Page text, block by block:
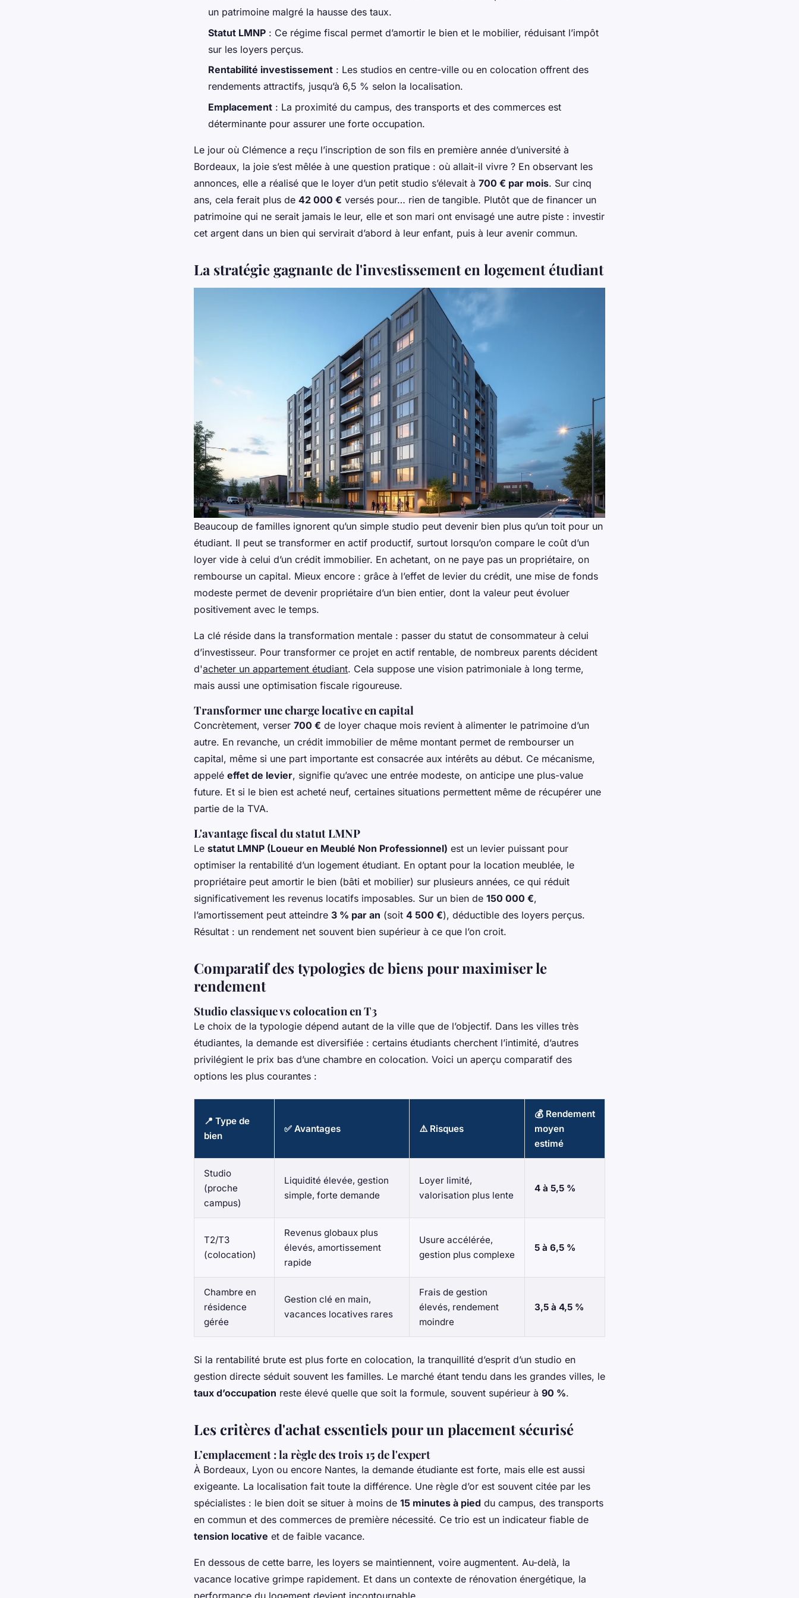
un patrimoine malgré la hausse des taux.
Statut LMNP : Ce régime fiscal permet d’amortir le bien et le mobilier, réduisant l’impôt
sur les loyers perçus.
Rentabilité investissement : Les studios en centre-ville ou en colocation offrent des
rendements attractifs, jusqu’à 6,5 % selon la localisation.
Emplacement : La proximité du campus, des transports et des commerces est
déterminante pour assurer une forte occupation.
Le jour où Clémence a reçu l’inscription de son fils en première année d’université à
Bordeaux, la joie s’est mêlée à une question pratique : où allait-il vivre ? En observant les
annonces, elle a réalisé que le loyer d’un petit studio s’élevait à 700 € par mois. Sur cinq
ans, cela ferait plus de 42 000 € versés pour… rien de tangible. Plutôt que de financer un
patrimoine qui ne serait jamais le leur, elle et son mari ont envisagé une autre piste : investir
cet argent dans un bien qui servirait d’abord à leur enfant, puis à leur avenir commun.
La stratégie gagnante de l'investissement en logement étudiant
Beaucoup de familles ignorent qu’un simple studio peut devenir bien plus qu’un toit pour un
étudiant. Il peut se transformer en actif productif, surtout lorsqu’on compare le coût d’un
loyer vide à celui d’un crédit immobilier. En achetant, on ne paye pas un propriétaire, on
rembourse un capital. Mieux encore : grâce à l’effet de levier du crédit, une mise de fonds
modeste permet de devenir propriétaire d’un bien entier, dont la valeur peut évoluer
positivement avec le temps.
La clé réside dans la transformation mentale : passer du statut de consommateur à celui
d’investisseur. Pour transformer ce projet en actif rentable, de nombreux parents décident
d'acheter un appartement étudiant. Cela suppose une vision patrimoniale à long terme,
mais aussi une optimisation fiscale rigoureuse.
Transformer une charge locative en capital
Concrètement, verser 700 € de loyer chaque mois revient à alimenter le patrimoine d’un
autre. En revanche, un crédit immobilier de même montant permet de rembourser un
capital, même si une part importante est consacrée aux intérêts au début. Ce mécanisme,
appelé effet de levier, signifie qu’avec une entrée modeste, on anticipe une plus-value
future. Et si le bien est acheté neuf, certaines situations permettent même de récupérer une
partie de la TVA.
L'avantage fiscal du statut LMNP
Le statut LMNP (Loueur en Meublé Non Professionnel) est un levier puissant pour
optimiser la rentabilité d’un logement étudiant. En optant pour la location meublée, le
propriétaire peut amortir le bien (bâti et mobilier) sur plusieurs années, ce qui réduit
significativement les revenus locatifs imposables. Sur un bien de 150 000 €,
l’amortissement peut atteindre 3 % par an (soit 4 500 €), déductible des loyers perçus.
Résultat : un rendement net souvent bien supérieur à ce que l’on croit.
Comparatif des typologies de biens pour maximiser le
rendement
Studio classique vs colocation en T3
Le choix de la typologie dépend autant de la ville que de l’objectif. Dans les villes très
étudiantes, la demande est diversifiée : certains étudiants cherchent l’intimité, d’autres
privilégient le prix bas d’une chambre en colocation. Voici un aperçu comparatif des
options les plus courantes :
📍 Type de
bien
✅ Avantages ⚠️ Risques
💰 Rendement
moyen
estimé
Studio
(proche
campus)
Liquidité élevée, gestion
simple, forte demande
Loyer limité,
valorisation plus lente
4 à 5,5 %
T2/T3
(colocation)
Revenus globaux plus
élevés, amortissement
rapide
Usure accélérée,
gestion plus complexe
5 à 6,5 %
Chambre en
résidence
gérée
Gestion clé en main,
vacances locatives rares
Frais de gestion
élevés, rendement
moindre
3,5 à 4,5 %
Si la rentabilité brute est plus forte en colocation, la tranquillité d’esprit d’un studio en
gestion directe séduit souvent les familles. Le marché étant tendu dans les grandes villes, le
taux d’occupation reste élevé quelle que soit la formule, souvent supérieur à 90 %.
Les critères d'achat essentiels pour un placement sécurisé
L’emplacement : la règle des trois 15 de l'expert
À Bordeaux, Lyon ou encore Nantes, la demande étudiante est forte, mais elle est aussi
exigeante. La localisation fait toute la différence. Une règle d’or est souvent citée par les
spécialistes : le bien doit se situer à moins de 15 minutes à pied du campus, des transports
en commun et des commerces de première nécessité. Ce trio est un indicateur fiable de
tension locative et de faible vacance.
En dessous de cette barre, les loyers se maintiennent, voire augmentent. Au-delà, la
vacance locative grimpe rapidement. Et dans un contexte de rénovation énergétique, la
performance du logement devient incontournable.